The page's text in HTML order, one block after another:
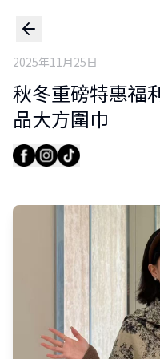
2025年11月25日
秋冬重磅特惠福
品大方圍巾